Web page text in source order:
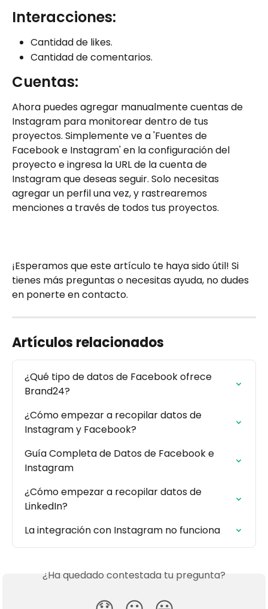
Interacciones:
Cantidad de likes.
Cantidad de comentarios.
Cuentas:
Ahora puedes agregar manualmente cuentas de
Instagram para monitorear dentro de tus
proyectos. Simplemente ve a 'Fuentes de
Facebook e Instagram' en la configuración del
proyecto e ingresa la URL de la cuenta de
Instagram que deseas seguir. Solo necesitas
agregar un perfil una vez, y rastrearemos
menciones a través de todos tus proyectos.
¡Esperamos que este artículo te haya sido útil! Si
tienes más preguntas o necesitas ayuda, no dudes
en ponerte en contacto.
Artículos relacionados
¿Qué tipo de datos de Facebook ofrece
Brand24?
¿Cómo empezar a recopilar datos de
Instagram y Facebook?
Guía Completa de Datos de Facebook e
Instagram
¿Cómo empezar a recopilar datos de
LinkedIn?
La integración con Instagram no funciona
¿Ha quedado contestada tu pregunta?